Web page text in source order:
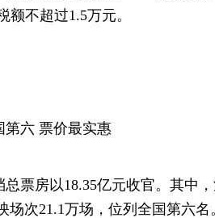
额不超过1.5万元。
六 票价最实惠
票房以18.35亿元收官。其中
场次21.1万场，位列全国第六